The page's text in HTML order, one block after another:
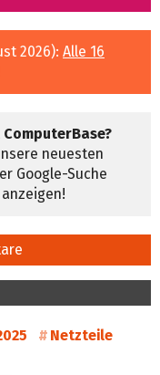
2026): Alle 16
neuesten
Google-Suche
Netzteile